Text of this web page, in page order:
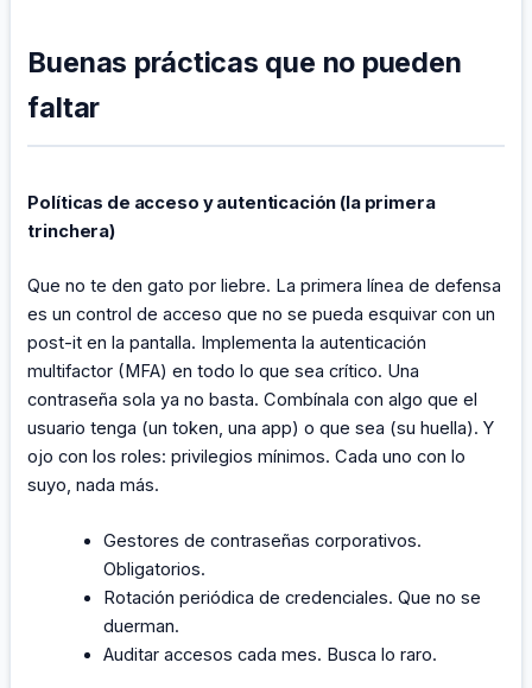
Buenas prácticas que no pueden
faltar
Políticas de acceso y autenticación (la primera
trinchera)
Que no te den gato por liebre. La primera línea de defensa
es un control de acceso que no se pueda esquivar con un
post-it en la pantalla. Implementa la autenticación
multifactor (MFA) en todo lo que sea crítico. Una
contraseña sola ya no basta. Combínala con algo que el
usuario tenga (un token, una app) o que sea (su huella). Y
ojo con los roles: privilegios mínimos. Cada uno con lo
suyo, nada más.
Gestores de contraseñas corporativos.
Obligatorios.
Rotación periódica de credenciales. Que no se
duerman.
Auditar accesos cada mes. Busca lo raro.